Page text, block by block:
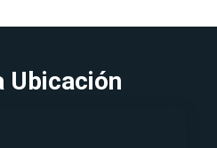
Ubicación